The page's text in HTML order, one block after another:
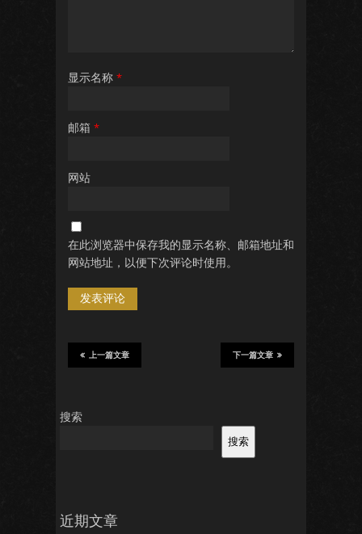
显示名称 *
邮箱 *
网站
在此浏览器中保存我的显示名称、邮箱地址和
网站地址，以便下次评论时使用。
下一篇文章
上一篇文章
搜索
搜索
近期文章